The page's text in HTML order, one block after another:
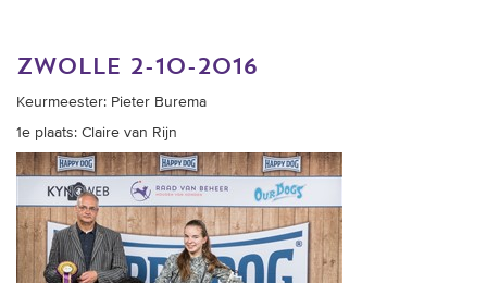
zwolle 2-10-2016
Keurmeester: Pieter Burema
1e plaats: Claire van Rijn